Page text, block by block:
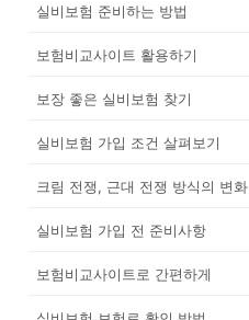
실비보험 준비하는 방법
보험비교사이트 활용하기
보장 좋은 실비보험 찾기
실비보험 가입 조건 살펴보기
크림 전쟁, 근대 전쟁 방식의 변화
실비보험 가입 전 준비사항
보험비교사이트로 간편하게